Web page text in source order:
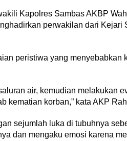
Kapolres Sambas AKBP
perwakilan dari Kejari
peristiwa yang menyebabkan
air, kemudian melakukan
kematian korban,” kata AKP
sejumlah luka di tubuhnya
dan mengaku emosi karena